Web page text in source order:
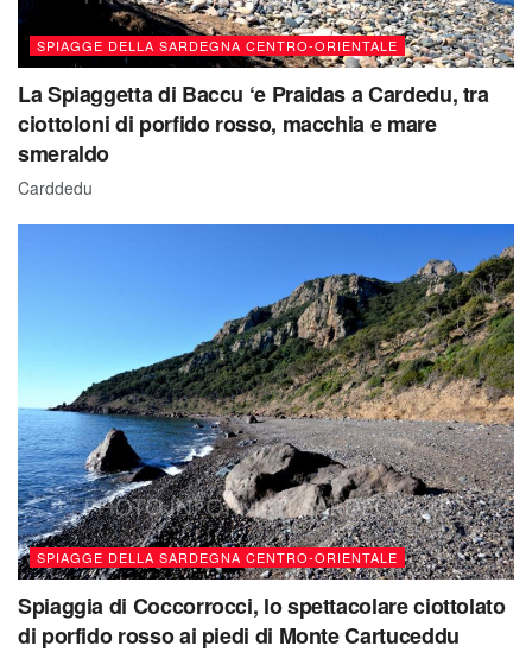
SPIAGGE DELLA SARDEGNA CENTRO-ORIENTALE
La Spiaggetta di Baccu ‘e Praidas a Cardedu, tra
ciottoloni di porfido rosso, macchia e mare
smeraldo
Carddedu
SPIAGGE DELLA SARDEGNA CENTRO-ORIENTALE
Spiaggia di Coccorrocci, lo spettacolare ciottolato
di porfido rosso ai piedi di Monte Cartuceddu